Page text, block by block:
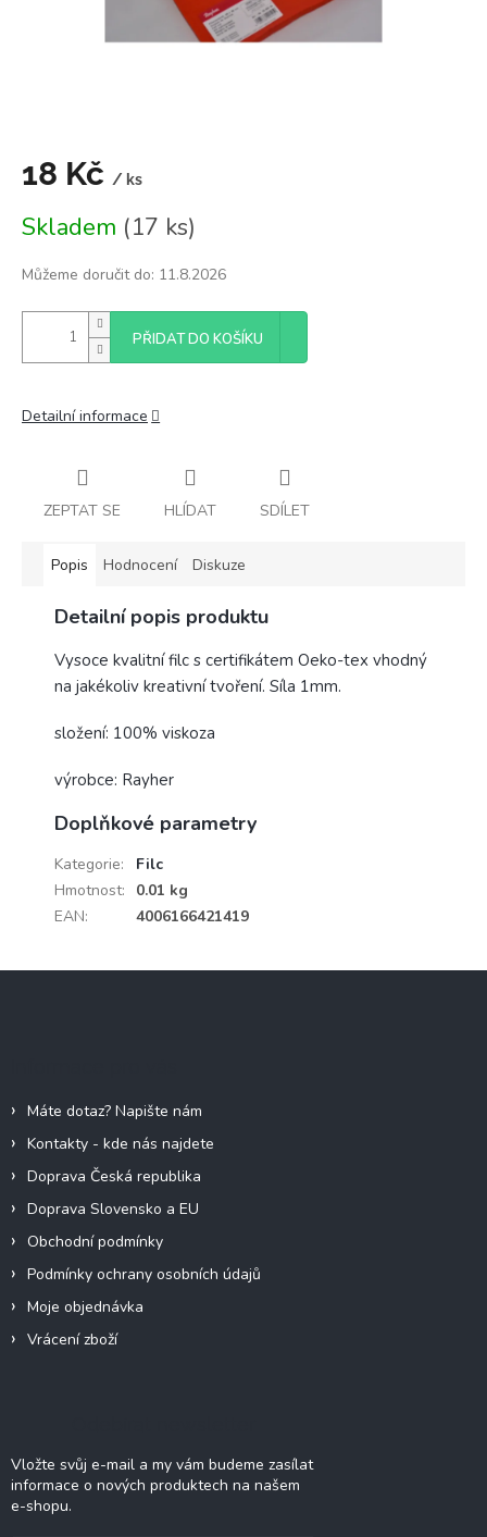
18 Kč / ks
cena:
Skladem (17 ks)
Můžeme doručit do: 11.8.2026
PŘIDAT DO KOŠÍKU
Detailní informace
ZEPTAT SE HLÍDAT SDÍLET
Popis Hodnocení Diskuze
Detailní popis produktu
Vysoce kvalitní filc s certifikátem Oeko-tex vhodný
na jakékoliv kreativní tvoření. Síla 1mm.
složení: 100% viskoza
výrobce: Rayher
Doplňkové parametry
Kategorie:
Filc
Hmotnost:
0.01 kg
EAN: 4006166421419
Máte dotaz? Napište nám
Kontakty - kde nás najdete
Doprava Česká republika
Doprava Slovensko a EU
Obchodní podmínky
Podmínky ochrany osobních údajů
Moje objednávka
Vrácení zboží
Vložte svůj e-mail a my vám budeme zasílat
informace o nových produktech na našem
e-shopu.